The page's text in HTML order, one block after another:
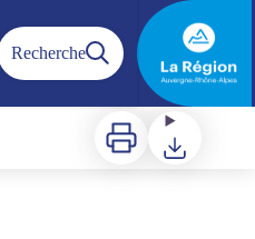
Recherche
Imprimer Télécharger